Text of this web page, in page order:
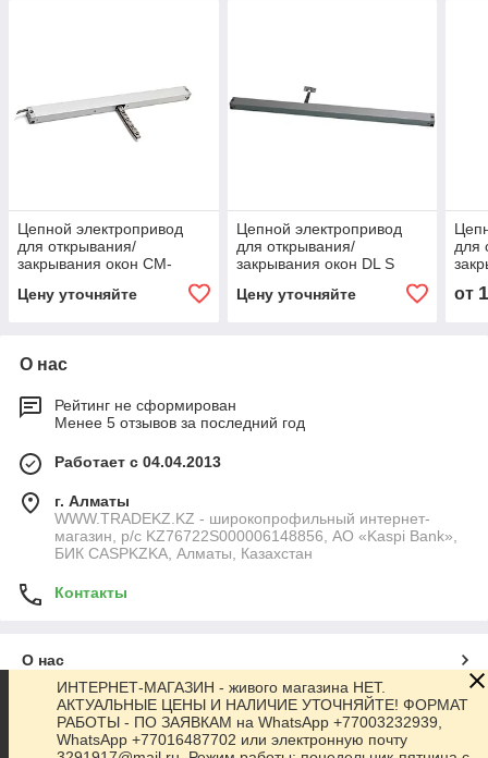
Цепной электропривод
для открывания/
закрывания окон CM-
Цену уточняйте
Цепной электропривод
для открывания/
закрывания окон DL S
Цену уточняйте
для
от
О нас
Рейтинг не сформирован
Менее 5 отзывов за последний год
Работает с 04.04.2013
г. Алматы
WWW.TRADEKZ.KZ - широкопрофильный интернет-
магазин, р/с KZ76722S000006148856, АО «Kaspi Bank»,
БИК CASPKZKA, Алматы, Казахстан
Контакты
О нас
Контакты
ИНТЕРНЕТ-МАГАЗИН - живого магазина НЕТ.
АКТУАЛЬНЫЕ ЦЕНЫ И НАЛИЧИЕ УТОЧНЯЙТЕ! ФОРМАТ
РАБОТЫ - ПО ЗАЯВКАМ на WhatsApp +77003232939,
WhatsApp +77016487702 или электронную почту